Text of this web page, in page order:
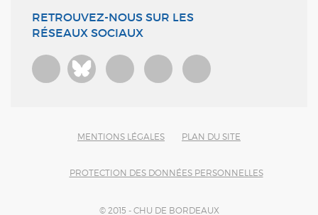
RETROUVEZ-NOUS SUR LES
RÉSEAUX SOCIAUX
Bluesky
MENTIONS LÉGALES PLAN DU SITE
PROTECTION DES DONNÉES PERSONNELLES
© 2015 - CHU DE BORDEAUX